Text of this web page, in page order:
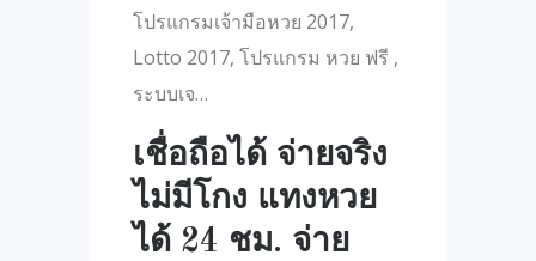
โปรแกรมเจ้ามือหวย 2017,
Lotto 2017, โปรแกรม หวย ฟรี ,
ระบบเจ…
เชื่อถือได้ จ่ายจริง
ไม่มีโกง แทงหวย
ได้ 24 ชม. จ่าย